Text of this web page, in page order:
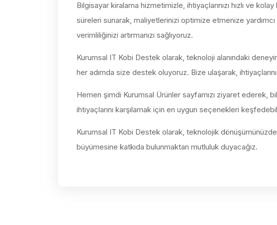
Bilgisayar kiralama hizmetimizle, ihtiyaçlarınızı hızlı ve
süreleri sunarak, maliyetlerinizi optimize etmenize yardımcı
verimliliğinizi artırmanızı sağlıyoruz.
Kurumsal IT Kobi Destek olarak, teknoloji alanındaki
her adımda size destek oluyoruz. Bize ulaşarak,
Hemen şimdi Kurumsal Ürünler sayfamızı ziyaret ederek,
ihtiyaçlarını karşılamak için en uygun seçenekleri
Kurumsal IT Kobi Destek olarak, teknolojik dönüşümünüzde
büyümesine katkıda bulunmaktan mutluluk duyacağız.